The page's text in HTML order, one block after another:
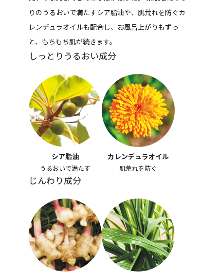
りのうるおいで満たすシア脂油や、肌荒れを防ぐカ
レンデュラオイルも配合し、お風呂上がりもずっ
と、もちもち肌が続きます。
しっとりうるおい成分
シア脂油
うるおいで満たす
カレンデュラオイル
肌荒れを防ぐ
じんわり成分